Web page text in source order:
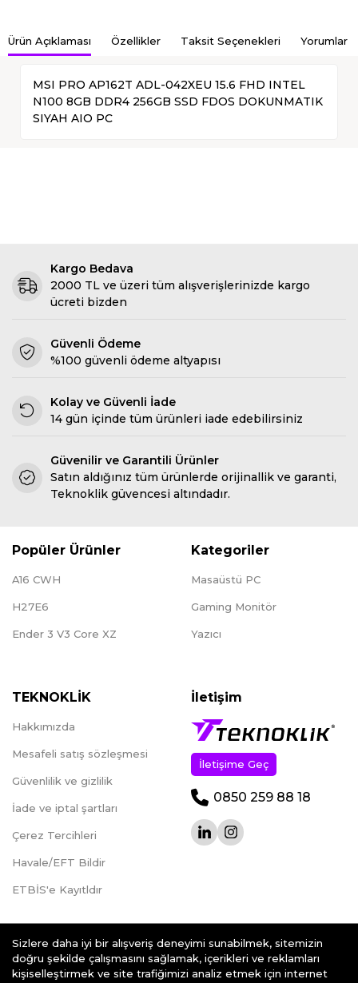
Ürün Açıklaması Özellikler Taksit Seçenekleri Yorumlar
MSI PRO AP162T ADL-042XEU 15.6 FHD INTEL
N100 8GB DDR4 256GB SSD FDOS DOKUNMATIK
SIYAH AIO PC
Kargo Bedava
2000 TL ve üzeri tüm alışverişlerinizde kargo
ücreti bizden
Güvenli Ödeme
%100 güvenli ödeme altyapısı
Kolay ve Güvenli İade
14 gün içinde tüm ürünleri iade edebilirsiniz
Güvenilir ve Garantili Ürünler
Satın aldığınız tüm ürünlerde orijinallik ve garanti,
Teknoklik güvencesi altındadır.
Popüler Ürünler
A16 CWH
H27E6
Ender 3 V3 Core XZ
Kategoriler
Masaüstü PC
Gaming Monitör
Yazıcı
TEKNOKLİK
Hakkımızda
Mesafeli satış sözleşmesi
Güvenlilik ve gizlilik
İade ve iptal şartları
Çerez Tercihleri
Havale/EFT Bildir
ETBİS'e Kayıtldır
İletişim
İletişime Geç
0850 259 88 18
Sizlere daha iyi bir alışveriş deneyimi sunabilmek, sitemizin
doğru şekilde çalışmasını sağlamak, içerikleri ve reklamları
kişiselleştirmek ve site trafiğimizi analiz etmek için internet